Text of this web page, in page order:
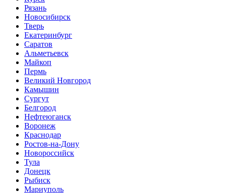
Рязань
Новосибирск
Тверь
Екатеринбург
Саратов
Альметьевск
Майкоп
Пермь
Великий Новгород
Камышин
Сургут
Белгород
Нефтеюганск
Воронеж
Краснодар
Ростов-на-Дону
Новороссийск
Тула
Донецк
Рыбиск
Мариуполь